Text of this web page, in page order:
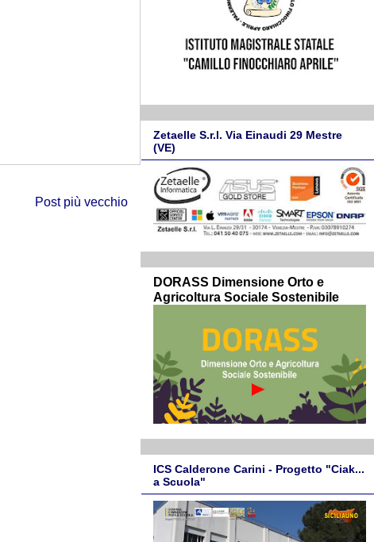
Post più vecchio
Zetaelle S.r.l. Via Einaudi 29 Mestre
(VE)
DORASS Dimensione Orto e
Agricoltura Sociale Sostenibile
ICS Calderone Carini - Progetto "Ciak...
a Scuola"